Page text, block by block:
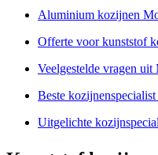
Aluminium kozijnen
Offerte voor kunststof
Veelgestelde vragen uit
Beste
Uitgelichte